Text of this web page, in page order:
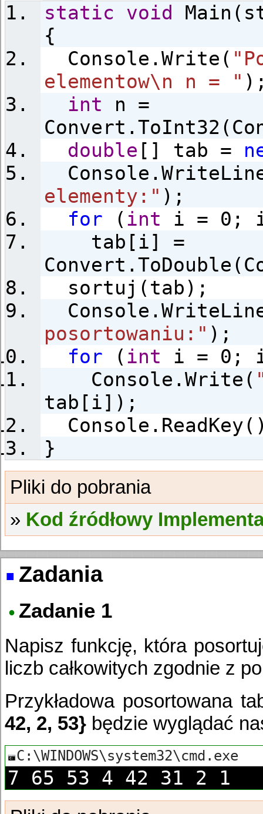
static void
{
Console.Write(
elementow\n n = "
int n =
double [] tab =
elementy:" );
for ( int i = 0;
tab[i] =
sortuj(tab);
posortowaniu:" );
for ( int i = 0;
Console.Write(
tab[i]);
}
Kod źródłowy
Zadania
Zadanie 1
Napisz funkcję, która
liczb całkowitych zgodnie z
Przykładowa posortowana
42, 2, 53} będzie wyglądać
7 65 53 4 42 31 2 1